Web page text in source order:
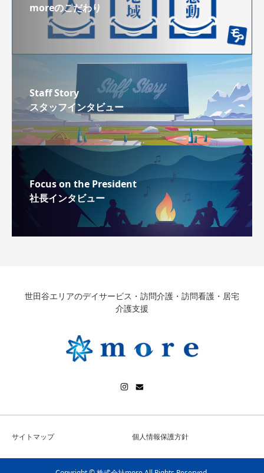
moreのこだわり
Staff Story
スタッフインタビュー
Focus on the President
社長インタビュー
世田谷エリアのデイサービス・訪問介護・訪問看護・居宅
介護支援
サイトマップ 個人情報保護方針